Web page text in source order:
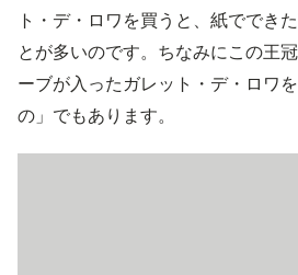
ト・デ・ロワを買うと、紙ででき
とが多いのです。ちなみにこの王
ーブが入ったガレット・デ・ロワ
の」でもあります。